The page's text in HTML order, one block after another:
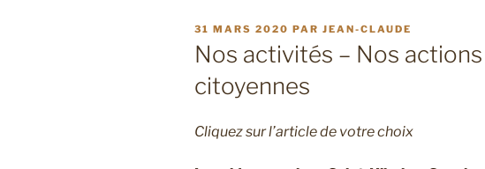
PUBLIÉ
LE
31 MARS 2020 PAR JEAN-CLAUDE
Nos activités – Nos
citoyennes
Cliquez sur l’article de votre choix